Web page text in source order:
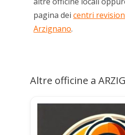
pagina deicentri
Arzignano.
Altre officine a